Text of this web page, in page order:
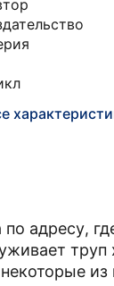
адресу,